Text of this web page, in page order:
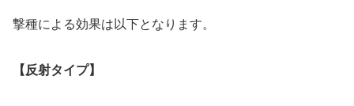
撃種による効果は以下となります。
【反射タイプ】